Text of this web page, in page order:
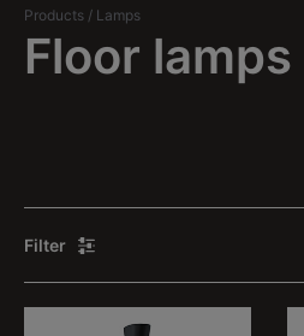
Products / Lamps
Floor lamps
Filter